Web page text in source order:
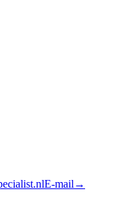
E-mail →